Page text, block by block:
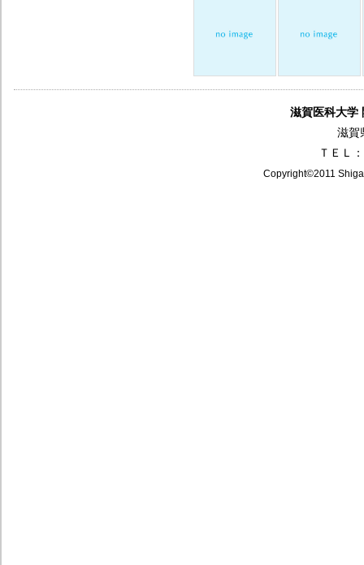
滋賀医科大学
滋賀
ＴＥＬ
Copyright©2011